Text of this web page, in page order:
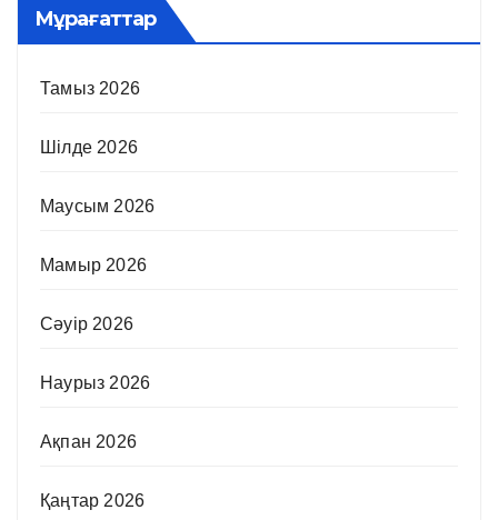
Мұрағаттар
Тамыз 2026
Шілде 2026
Маусым 2026
Мамыр 2026
Сәуір 2026
Наурыз 2026
Ақпан 2026
Қаңтар 2026